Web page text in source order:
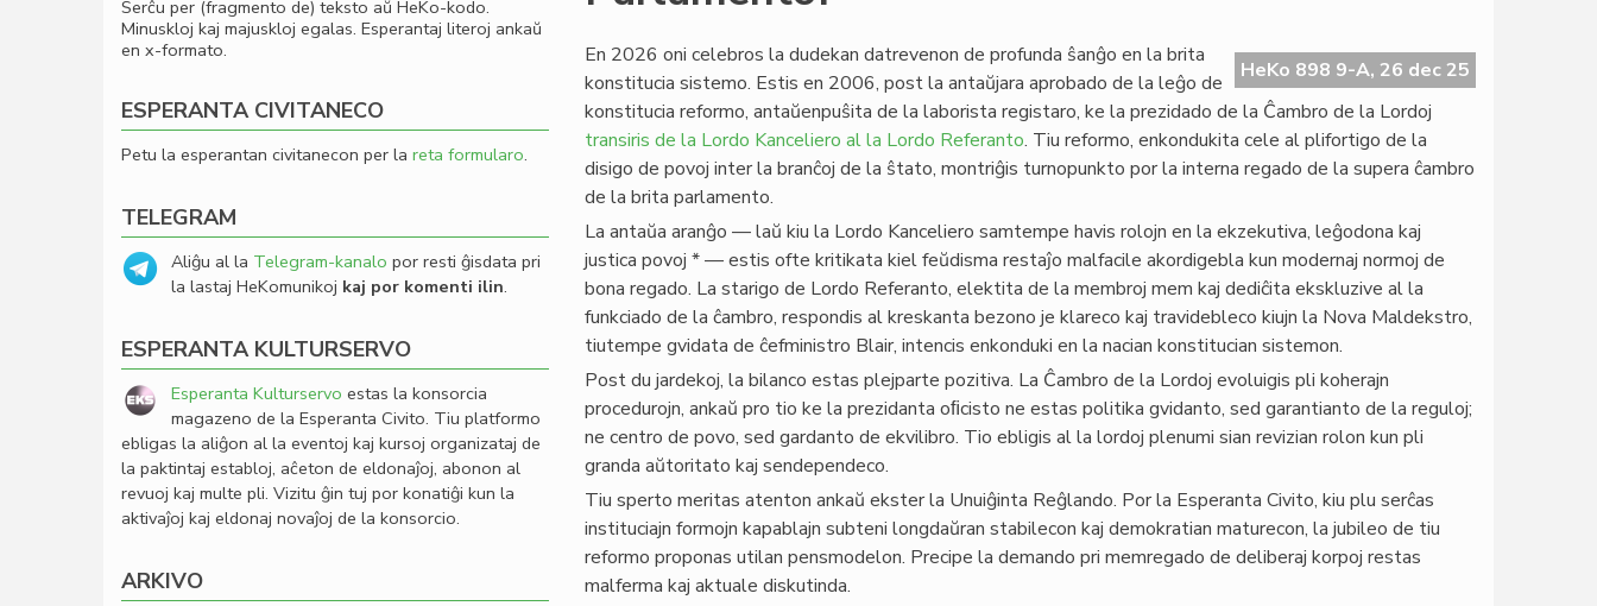
HeKo 898 9-A, 26 dec 25
En 2026 oni celebros la dudekan datrevenon de profunda ŝanĝo en la brita
konstitucia sistemo. Estis en 2006, post la antaŭjara aprobado de la leĝo de
konstitucia reformo, antaŭenpuŝita de la laborista registaro, ke la prezidado de la Ĉambro de la Lordoj
transiris de la Lordo Kanceliero al la Lordo Referanto. Tiu reformo, enkondukita cele al plifortigo de la
disigo de povoj inter la branĉoj de la ŝtato, montriĝis turnopunkto por la interna regado de la supera ĉambro
de la brita parlamento.
La antaŭa aranĝo — laŭ kiu la Lordo Kanceliero samtempe havis rolojn en la ekzekutiva, leĝodona kaj
justica povoj * — estis ofte kritikata kiel feŭdisma restaĵo malfacile akordigebla kun modernaj normoj de
bona regado. La starigo de Lordo Referanto, elektita de la membroj mem kaj dediĉita ekskluzive al la
funkciado de la ĉambro, respondis al kreskanta bezono je klareco kaj travidebleco kiujn la Nova Maldekstro,
tiutempe gvidata de ĉefministro Blair, intencis enkonduki en la nacian konstitucian sistemon.
Post du jardekoj, la bilanco estas plejparte pozitiva. La Ĉambro de la Lordoj evoluigis pli koherajn
procedurojn, ankaŭ pro tio ke la prezidanta oﬁcisto ne estas politika gvidanto, sed garantianto de la reguloj;
ne centro de povo, sed gardanto de ekvilibro. Tio ebligis al la lordoj plenumi sian revizian rolon kun pli
granda aŭtoritato kaj sendependeco.
Tiu sperto meritas atenton ankaŭ ekster la Unuiĝinta Reĝlando. Por la Esperanta Civito, kiu plu serĉas
instituciajn formojn kapablajn subteni longdaŭran stabilecon kaj demokratian maturecon, la jubileo de tiu
reformo proponas utilan pensmodelon. Precipe la demando pri memregado de deliberaj korpoj restas
malferma kaj aktuale diskutinda.
Serĉu per (fragmento de) teksto aŭ HeKo-kodo.
Minuskloj kaj majuskloj egalas. Esperantaj literoj ankaŭ
en x-formato.
ESPERANTA CIVITANECO
Petu la esperantan civitanecon per la reta formularo.
TELEGRAM
Aliĝu al la Telegram-kanalo por resti ĝisdata pri
la lastaj HeKomunikoj kaj por komenti ilin.
ESPERANTA KULTURSERVO
Esperanta Kulturservo estas la konsorcia
magazeno de la Esperanta Civito. Tiu platformo
ebligas la aliĝon al la eventoj kaj kursoj organizataj de
la paktintaj establoj, aĉeton de eldonaĵoj, abonon al
revuoj kaj multe pli. Vizitu ĝin tuj por konatiĝi kun la
aktivaĵoj kaj eldonaj novaĵoj de la konsorcio.
ARKIVO